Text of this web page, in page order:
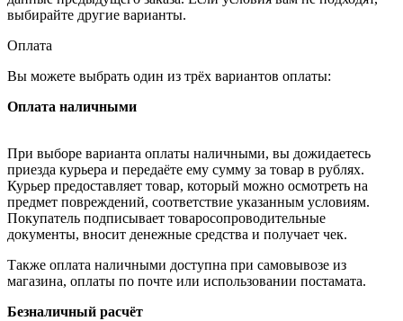
выбирайте другие варианты.
Оплата
Вы можете выбрать один из трёх вариантов оплаты:
Оплата наличными
При выборе варианта оплаты наличными, вы дожидаетесь
приезда курьера и передаёте ему сумму за товар в рублях.
Курьер предоставляет товар, который можно осмотреть на
предмет повреждений, соответствие указанным условиям.
Покупатель подписывает товаросопроводительные
документы, вносит денежные средства и получает чек.
Также оплата наличными доступна при самовывозе из
магазина, оплаты по почте или использовании постамата.
Безналичный расчёт